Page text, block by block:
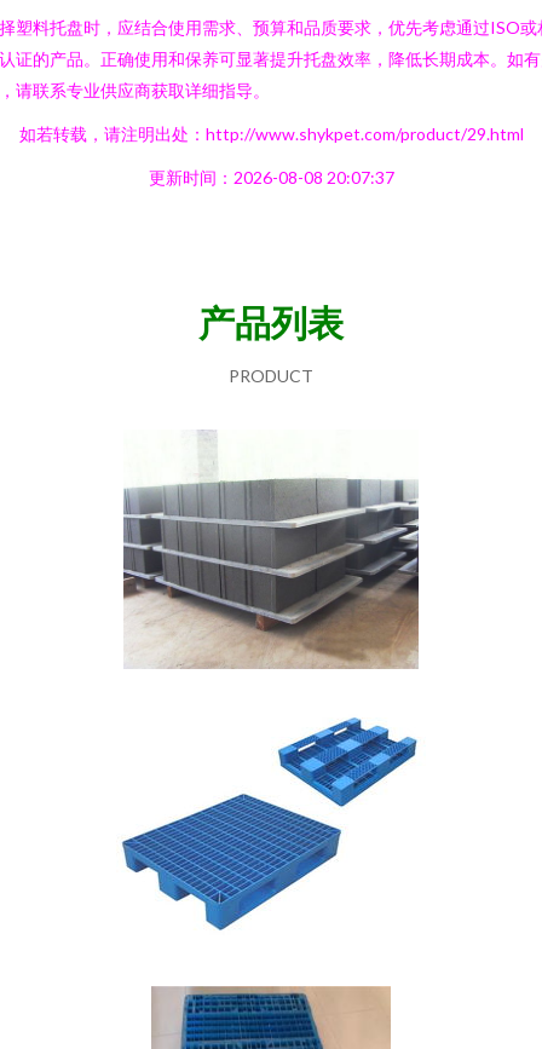
塑料托盘时，应结合使用需求、预算和品质要求，优先考虑通过ISO或
证的产品。正确使用和保养可显著提升托盘效率，降低长期成本。如
请联系专业供应商获取详细指导。
如若转载，请注明出处：http://www.shykpet.com/product/29.html
更新时间：2026-08-08 20:07:37
产品列表
PRODUCT